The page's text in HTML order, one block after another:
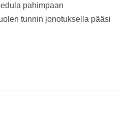
pahimpaan
tunnin jonotuksella pääsi